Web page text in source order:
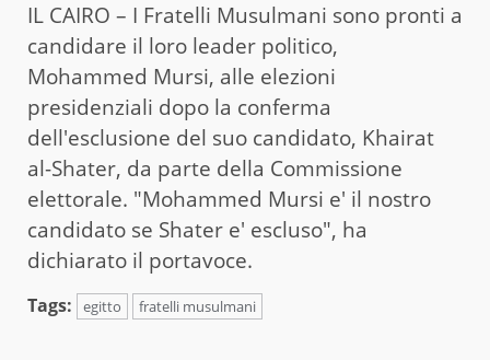
IL CAIRO – I Fratelli Musulmani sono pronti a
candidare il loro leader politico,
Mohammed Mursi, alle elezioni
presidenziali dopo la conferma
dell'esclusione del suo candidato, Khairat
al-Shater, da parte della Commissione
elettorale. "Mohammed Mursi e' il nostro
candidato se Shater e' escluso", ha
dichiarato il portavoce.
Tags: egitto fratelli musulmani